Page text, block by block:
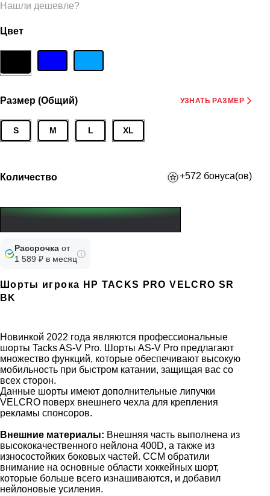
Нашли дешевле?
Цвет
Размер (Общий) УЗНАТЬ РАЗМЕР
S M L XL
Количество +572 бонуса(ов)
Рассрочка от
1 589 ₽ в месяц
Шорты игрока HP TACKS PRO VELCRO SR
BK
Новинкой 2022 года являются профессиональные
шорты Tacks AS-V Pro. Шорты AS-V Pro предлагают
множество функций, которые обеспечивают высокую
мобильность при быстром катании, защищая вас со
всех сторон.
Данные шорты имеют дополнительные липучки
VELCRO поверх внешнего чехла для крепления
рекламы спонсоров.
Внешние материалы: Внешняя часть выполнена из
высококачественного нейлона 400D, а также из
износостойких боковых частей. CCM обратили
внимание на основные области хоккейных шорт,
которые больше всего изнашиваются, и добавил
нейлоновые усиления.